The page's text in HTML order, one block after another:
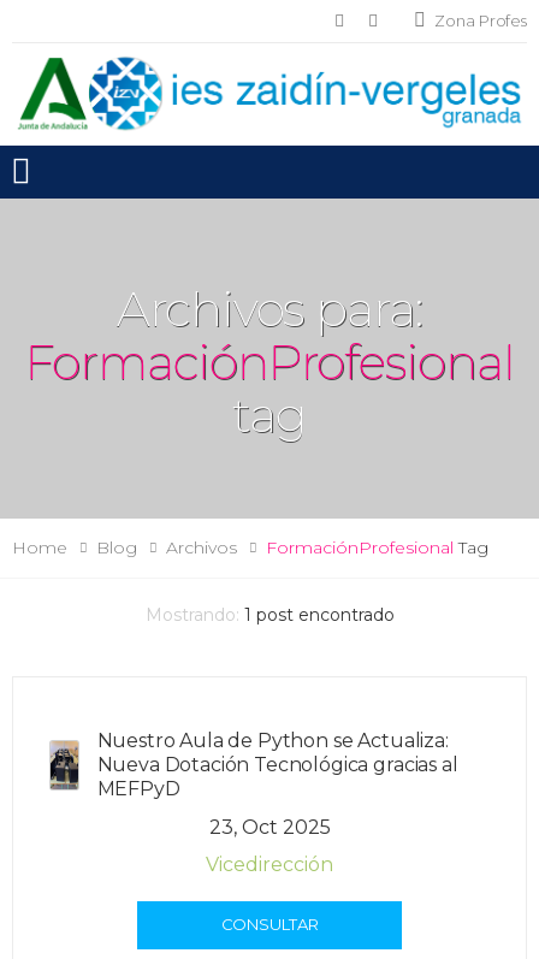
Zona Profes
Toggle mobile menu
Archivos para:
FormaciónProfesional
tag
Home Blog Archivos FormaciónProfesional Tag
Mostrando: 1 post encontrado
Nuestro Aula de Python se Actualiza:
Nueva Dotación Tecnológica gracias al
MEFPyD
23, Oct 2025
Vicedirección
CONSULTAR